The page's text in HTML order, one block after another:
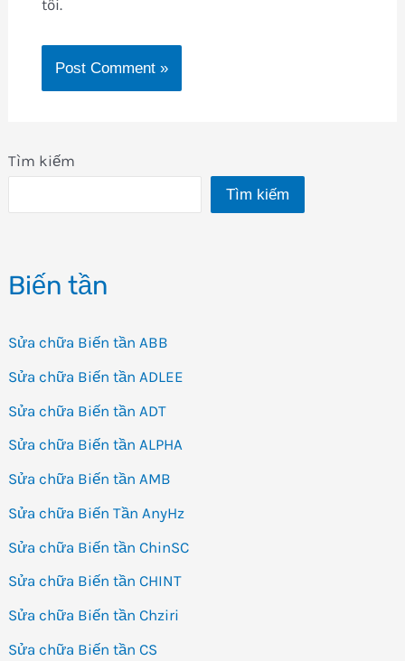
Tìm kiếm
Tìm kiếm
Biến tần
Sửa chữa Biến tần ABB
Sửa chữa Biến tần ADLEE
Sửa chữa Biến tần ADT
Sửa chữa Biến tần ALPHA
Sửa chữa Biến tần AMB
Sửa chữa Biến Tần AnyHz
Sửa chữa Biến tần ChinSC
Sửa chữa Biến tần CHINT
Sửa chữa Biến tần Chziri
Sửa chữa Biến tần CS
tôi.